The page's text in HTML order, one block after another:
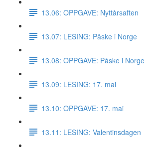
13.06: OPPGAVE: Nyttårsaften
13.07: LESING: Påske i Norge
13.08: OPPGAVE: Påske i Norge
13.09: LESING: 17. mai
13.10: OPPGAVE: 17. mai
13.11: LESING: Valentinsdagen